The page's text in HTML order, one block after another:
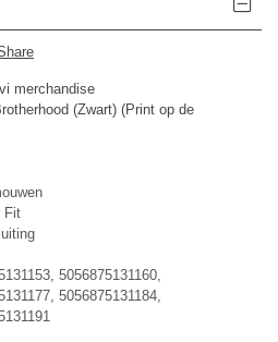
merchandise
(Zwart) (Print op de
Fit
5056875131160,
5056875131184,